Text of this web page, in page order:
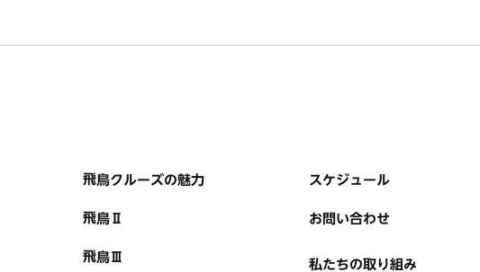
飛鳥クルーズの魅力
飛鳥Ⅱ
飛鳥Ⅲ
スケジュール
お問い合わせ
私たちの取り組み